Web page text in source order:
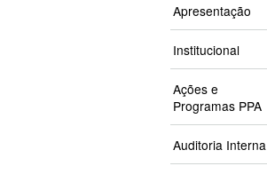
Apresentação
Institucional
Ações e
Programas PPA
Auditoria Interna